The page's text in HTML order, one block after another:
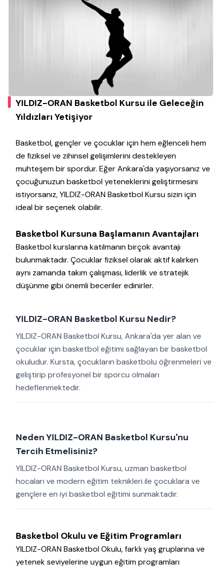
YILDIZ-ORAN Basketbol Kursu ile Geleceğin
Yıldızları Yetişiyor
Basketbol, gençler ve çocuklar için hem eğlenceli hem
de fiziksel ve zihinsel gelişimlerini destekleyen
muhteşem bir spordur. Eğer Ankara'da yaşıyorsanız ve
çocuğunuzun basketbol yeteneklerini geliştirmesini
istiyorsanız, YILDIZ-ORAN Basketbol Kursu sizin için
ideal bir seçenek olabilir.
Basketbol Kursuna Başlamanın Avantajları
Basketbol kurslarına katılmanın birçok avantajı
bulunmaktadır. Çocuklar fiziksel olarak aktif kalırken
aynı zamanda takım çalışması, liderlik ve stratejik
düşünme gibi önemli beceriler edinirler.
YILDIZ-ORAN Basketbol Kursu Nedir?
YILDIZ-ORAN Basketbol Kursu, Ankara'da yer alan ve
çocuklar için basketbol eğitimi sağlayan bir basketbol
okuludur. Kursta, çocukların basketbolu öğrenmeleri ve
geliştirip profesyonel bir sporcu olmaları
hedeflenmektedir.
Neden YILDIZ-ORAN Basketbol Kursu'nu
Tercih Etmelisiniz?
YILDIZ-ORAN Basketbol Kursu, uzman basketbol
hocaları ve modern eğitim teknikleri ile çocuklara ve
gençlere en iyi basketbol eğitimi sunmaktadır.
Basketbol Okulu ve Eğitim Programları
YILDIZ-ORAN Basketbol Okulu, farklı yaş gruplarına ve
yetenek seviyelerine uygun eğitim programları